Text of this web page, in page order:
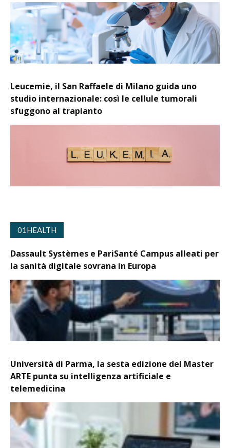
Leucemie, il San Raffaele di Milano guida uno
studio internazionale: così le cellule tumorali
sfuggono al trapianto
01HEALTH
Dassault Systèmes e PariSanté Campus alleati per
la sanità digitale sovrana in Europa
Università di Parma, la sesta edizione del Master
ARTE punta su intelligenza artificiale e
telemedicina